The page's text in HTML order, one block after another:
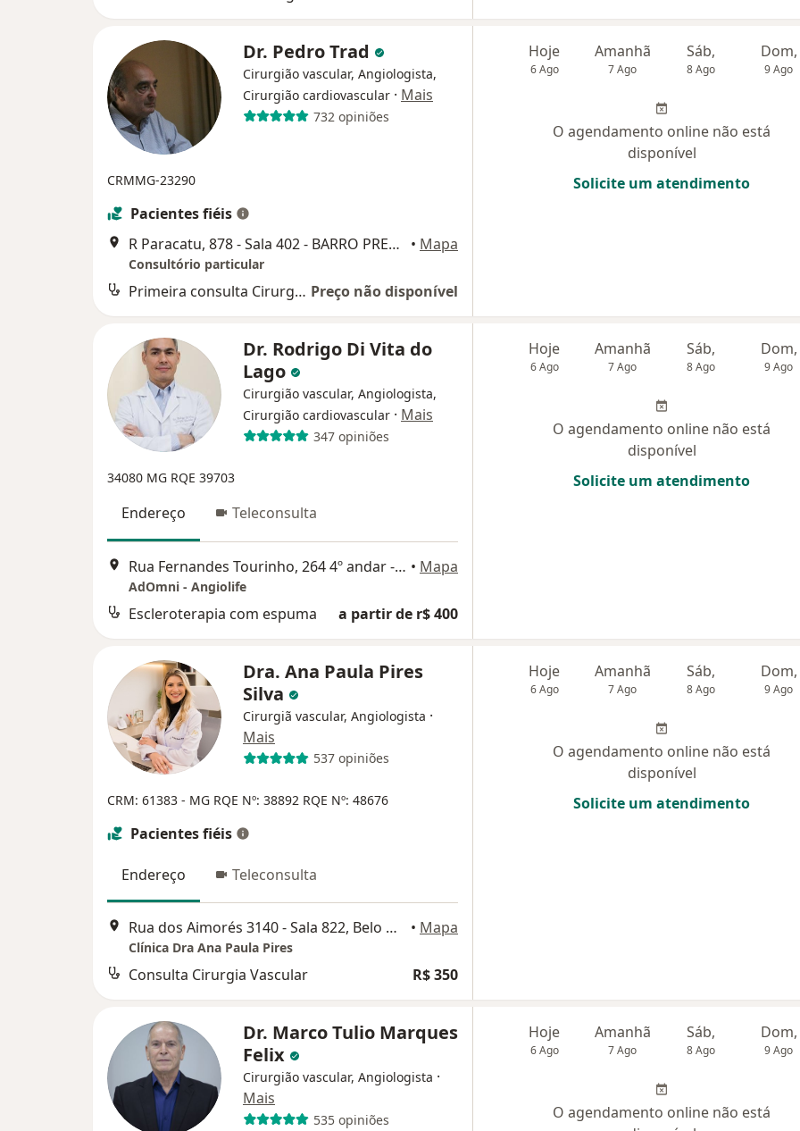
Dr. Pedro Trad
Cirurgião vascular, Angiologista,
Cirurgião cardiovascular · Mais
732 opiniões
CRMMG-23290
Pacientes fiéis
R Paracatu, 878 - Sala 402 - BARRO PRETO, Belo Horizonte
• Mapa
Consultório particular
Primeira consulta Cirurgia Vascular Preço não disponível
Hoje
6 Ago
Amanhã
7 Ago
Sáb,
8 Ago
Dom,
9 Ago
O agendamento online não está
disponível
Solicite um atendimento
Dr. Rodrigo Di Vita do
Lago
Cirurgião vascular, Angiologista,
Cirurgião cardiovascular · Mais
347 opiniões
34080 MG RQE 39703
Endereço Teleconsulta
Rua Fernandes Tourinho, 264 4º andar - Savassi, Belo Horizonte • Mapa
AdOmni - Angiolife
Escleroterapia com espuma a partir de r$ 400
Hoje
6 Ago
Amanhã
7 Ago
Sáb,
8 Ago
Dom,
9 Ago
O agendamento online não está
disponível
Solicite um atendimento
Dra. Ana Paula Pires
Silva
Cirurgiã vascular, Angiologista ·
Mais
537 opiniões
CRM: 61383 - MG RQE Nº: 38892 RQE Nº: 48676
Pacientes fiéis
Endereço Teleconsulta
Rua dos Aimorés 3140 - Sala 822, Belo Horizonte • Mapa
Clínica Dra Ana Paula Pires
Consulta Cirurgia Vascular R$ 350
Hoje
6 Ago
Amanhã
7 Ago
Sáb,
8 Ago
Dom,
9 Ago
O agendamento online não está
disponível
Solicite um atendimento
Dr. Marco Tulio Marques
Felix
Cirurgião vascular, Angiologista ·
Mais
535 opiniões
Hoje
6 Ago
Amanhã
7 Ago
Sáb,
8 Ago
Dom,
9 Ago
O agendamento online não está